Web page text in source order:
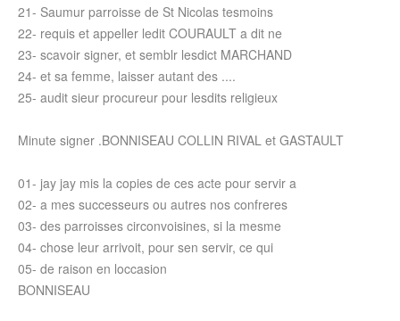
21- Saumur parroisse de St Nicolas tesmoins
22- requis et appeller ledit COURAULT a dit ne
23- scavoir signer, et semblr lesdict MARCHAND
24- et sa femme, laisser autant des ....
25- audit sieur procureur pour lesdits religieux
Minute signer .BONNISEAU COLLIN RIVAL et GASTAULT
01- jay jay mis la copies de ces acte pour servir a
02- a mes successeurs ou autres nos confreres
03- des parroisses circonvoisines, si la mesme
04- chose leur arrivoit, pour sen servir, ce qui
05- de raison en loccasion
BONNISEAU